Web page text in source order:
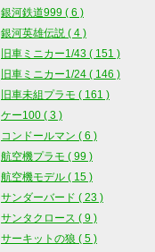
銀河鉄道999 ( 6 )
銀河英雄伝説 ( 4 )
旧車ミニカー1/43 ( 151 )
旧車ミニカー1/24 ( 146 )
旧車未組プラモ ( 161 )
ケー100 ( 3 )
コンドールマン ( 6 )
航空機プラモ ( 99 )
航空機モデル ( 15 )
サンダーバード ( 23 )
サンタクロース ( 9 )
サーキットの狼 ( 5 )